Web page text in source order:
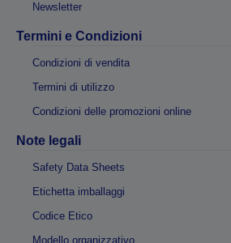
Newsletter
Termini e Condizioni
Condizioni di vendita
Termini di utilizzo
Condizioni delle promozioni online
Note legali
Safety Data Sheets
Etichetta imballaggi
Codice Etico
Modello organizzativo